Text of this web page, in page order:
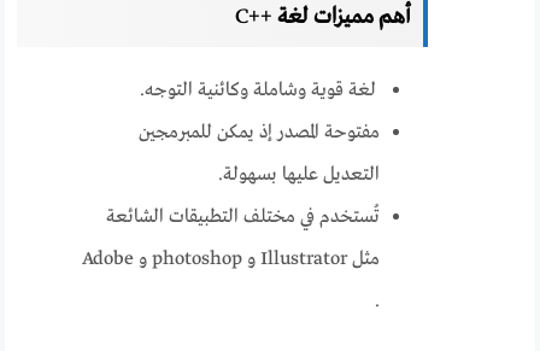
أهم مميزات لغة ++C
لغة قوية وشاملة وكائنية التوجه.
مفتوحة المصدر إذ يمكن للمبرمجين
التعديل عليها بسهولة.
تُستخدم في مختلف التطبيقات الشائعة
مثل Illustrator و photoshop و Adobe
.